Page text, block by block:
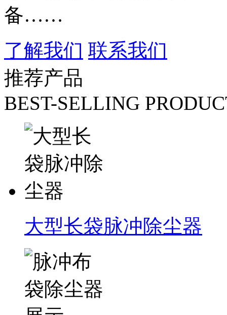
备……
了解我们 联系我们
推荐产品
BEST-SELLING
大型长袋脉冲除尘器